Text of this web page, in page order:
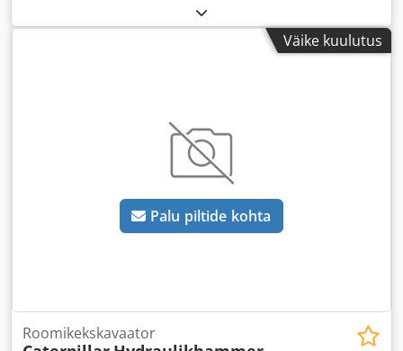
Väike kuulutus
Palu piltide kohta
Roomikekskavaator